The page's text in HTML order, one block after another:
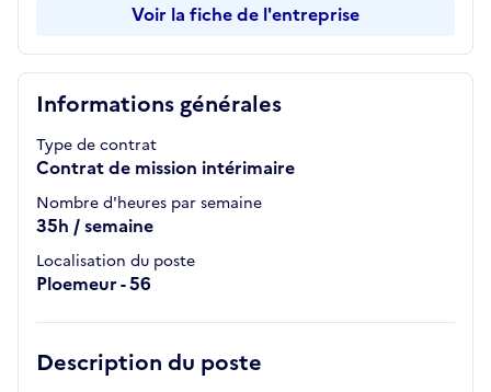
Informations générales
Type de contrat
Contrat de mission intérimaire
Nombre d'heures par semaine
35h / semaine
Localisation du poste
Ploemeur - 56
Description du poste
Voir la fiche de l'entreprise